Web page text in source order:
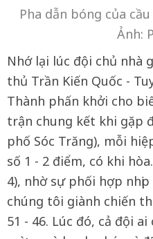
Pha dẫn bóng của
Ảnh:
Nhớ lại lúc đội chủ nhà
thủ Trần Kiến Quốc -
Thành phấn khởi cho
trận chung kết khi gặp
phố Sóc Trăng), mỗi
số 1 - 2 điểm, có khi
4), nhờ sự phối hợp
chúng tôi giành chiến
51 - 46. Lúc đó, cả đội